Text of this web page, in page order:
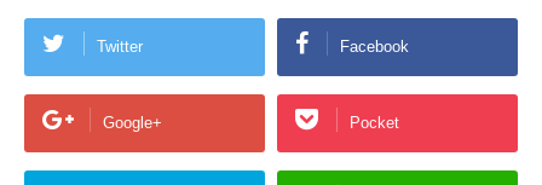
Twitter Facebook
Google+ Pocket